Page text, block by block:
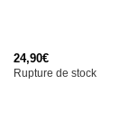
24,90€
Rupture de stock